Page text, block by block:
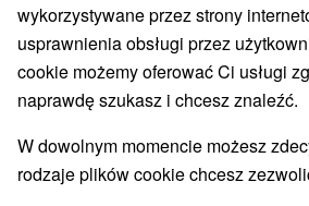
O URZĄDZENIA SPRZĘT
wykorzystywane przez strony
usprawnienia obsługi przez
cookie możemy oferować Ci usługi
naprawdę szukasz i chcesz znaleźć.
W dowolnym momencie możesz
rodzaje plików cookie chcesz